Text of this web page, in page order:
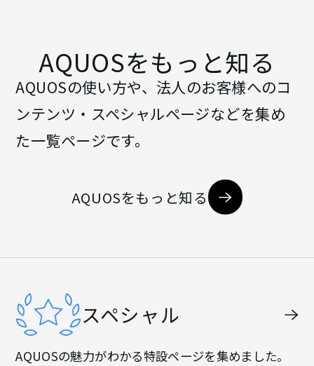
AQUOSをもっと知る
AQUOSの使い方や、法人のお客様へのコ
ンテンツ・スペシャルページなどを集め
た一覧ページです。
AQUOSをもっと知る
スペシャル
AQUOSの魅力がわかる特設ページを集めました。